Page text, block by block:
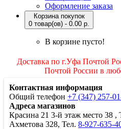
Оформление заказа
Корзина покупок
0 товар(ов) - 0.00 р.
В корзине пусто!
Доставка по г.Уфа Почтой
Почтой России в
Контактная информация
Общий телефон +7 (347) 257-
Адреса магазинов
Красина 21 3-й этаж место 38 ,
Ахметова 328, Тел. 8-927-635-